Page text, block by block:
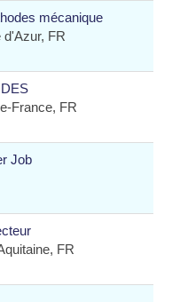
mécanique
d'Azur, FR
France, FR
Job
FR